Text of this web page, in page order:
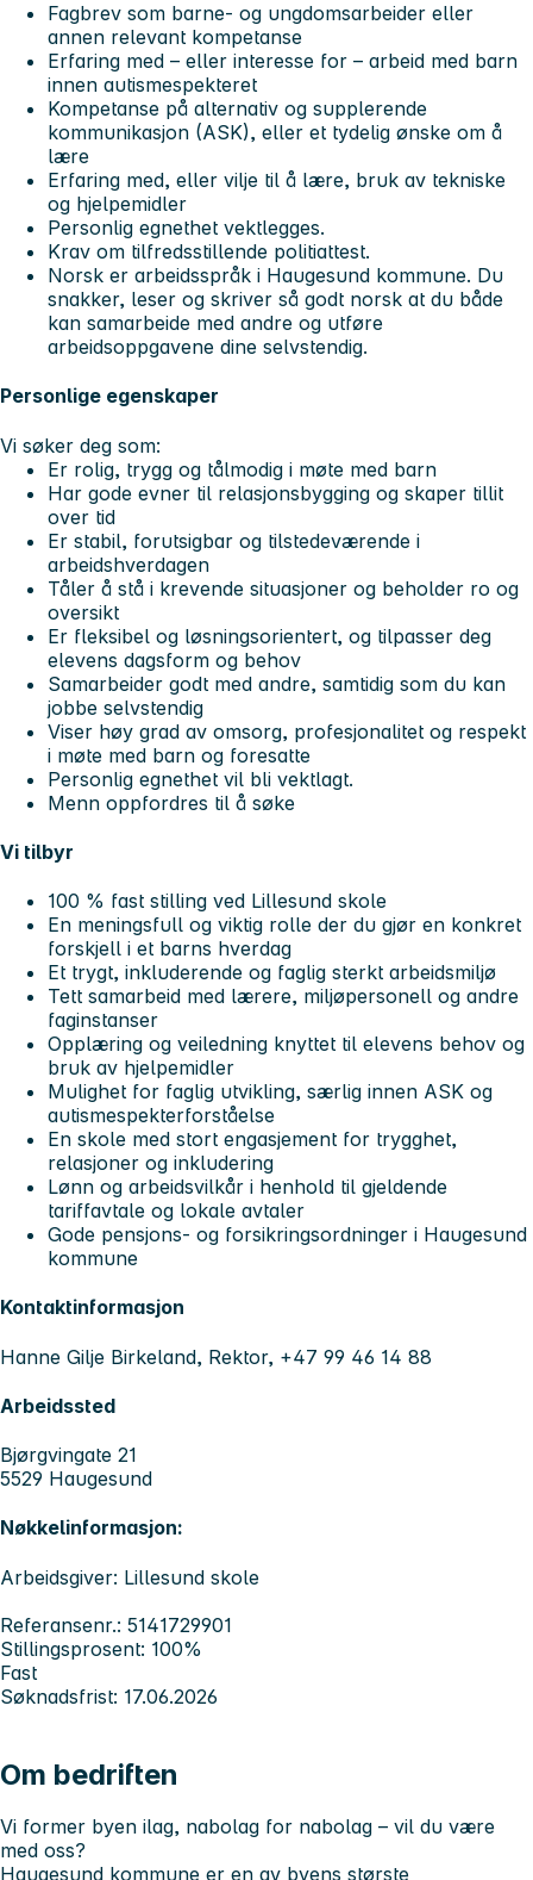
Fagbrev som barne- og ungdomsarbeider eller
annen relevant kompetanse
Erfaring med – eller interesse for – arbeid med barn
innen autismespekteret
Kompetanse på alternativ og supplerende
kommunikasjon (ASK), eller et tydelig ønske om å
lære
Erfaring med, eller vilje til å lære, bruk av tekniske
og hjelpemidler
Personlig egnethet vektlegges.
Krav om tilfredsstillende politiattest.
Norsk er arbeidsspråk i Haugesund kommune. Du
snakker, leser og skriver så godt norsk at du både
kan samarbeide med andre og utføre
arbeidsoppgavene dine selvstendig.
Personlige egenskaper
Vi søker deg som:
Er rolig, trygg og tålmodig i møte med barn
Har gode evner til relasjonsbygging og skaper tillit
over tid
Er stabil, forutsigbar og tilstedeværende i
arbeidshverdagen
Tåler å stå i krevende situasjoner og beholder ro og
oversikt
Er fleksibel og løsningsorientert, og tilpasser deg
elevens dagsform og behov
Samarbeider godt med andre, samtidig som du kan
jobbe selvstendig
Viser høy grad av omsorg, profesjonalitet og respekt
i møte med barn og foresatte
Personlig egnethet vil bli vektlagt.
Menn oppfordres til å søke
Vi tilbyr
100 % fast stilling ved Lillesund skole
En meningsfull og viktig rolle der du gjør en konkret
forskjell i et barns hverdag
Et trygt, inkluderende og faglig sterkt arbeidsmiljø
Tett samarbeid med lærere, miljøpersonell og andre
faginstanser
Opplæring og veiledning knyttet til elevens behov og
bruk av hjelpemidler
Mulighet for faglig utvikling, særlig innen ASK og
autismespekterforståelse
En skole med stort engasjement for trygghet,
relasjoner og inkludering
Lønn og arbeidsvilkår i henhold til gjeldende
tariffavtale og lokale avtaler
Gode pensjons- og forsikringsordninger i Haugesund
kommune
Kontaktinformasjon
Hanne Gilje Birkeland, Rektor, +47 99 46 14 88
Arbeidssted
Bjørgvingate 21
5529 Haugesund
Nøkkelinformasjon:
Arbeidsgiver: Lillesund skole
Referansenr.: 5141729901
Stillingsprosent: 100%
Fast
Søknadsfrist: 17.06.2026
Om bedriften
Vi former byen ilag, nabolag for nabolag – vil du være
med oss?
Haugesund kommune er en av byens største